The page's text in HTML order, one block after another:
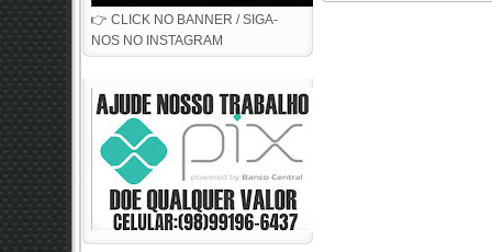
👉 CLICK NO BANNER / SIGA-
NOS NO INSTAGRAM